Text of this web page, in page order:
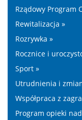
Rządowy Program
Rewitalizacja »
Rozrywka »
Rocznice i
Sport »
Utrudnienia i
Współpraca z
Program opieki